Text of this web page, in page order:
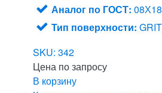
Аналог по ГОСТ:
Тип поверхности:
SKU: 342
Цена по запросу
В корзину